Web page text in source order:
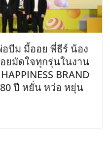
บีม มี้ออย พี่ธีร์ น้อง
ยมัดใจทุกรุ่นในงาน
BRAND
ปี หยั่น หว่อ หยุ่น